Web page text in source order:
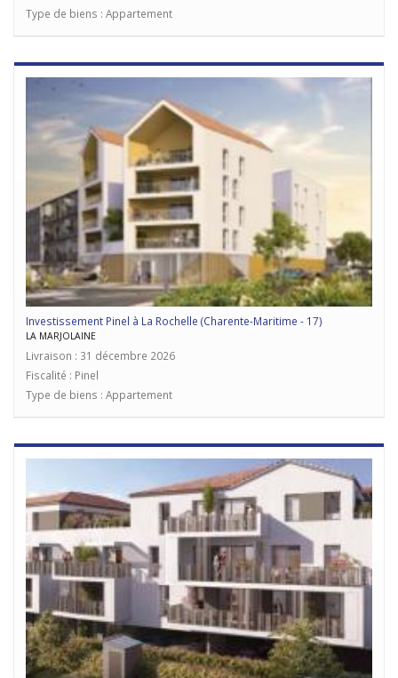
Type de biens : Appartement
Investissement Pinel à La Rochelle (Charente-Maritime - 17)
LA MARJOLAINE
Livraison : 31 décembre 2026
Fiscalité : Pinel
Type de biens : Appartement